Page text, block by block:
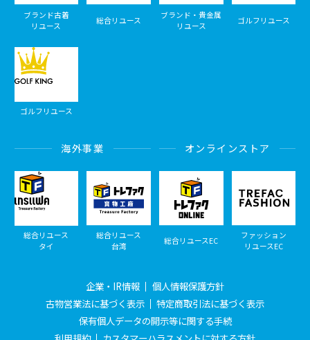
ブランド古着
リユース
総合リユース
ブランド・貴金属
リユース
ゴルフリユース
ゴルフリユース
海外事業
総合リユース
タイ
総合リユース
台湾
オンラインストア
総合リユースEC
ファッション
リユースEC
企業・IR情報
個人情報保護方針
古物営業法に基づく表示
特定商取引法に基づく表示
保有個人データの開示等に関する手続